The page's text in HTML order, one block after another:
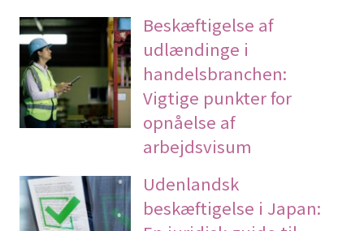
Beskæftigelse af
udlændinge i
handelsbranchen:
Vigtige punkter for
opnåelse af
arbejdsvisum
Udenlandsk
beskæftigelse i Japan: